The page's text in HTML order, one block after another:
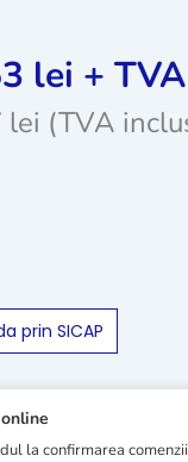
lei + TVA
lei (TVA
prin SICAP
la confirmarea